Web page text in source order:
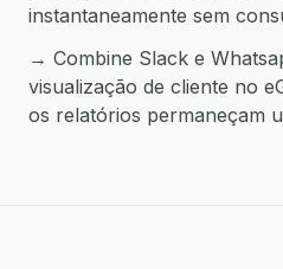
instantaneamente sem
→ Combine Slack e
visualização de cliente no
os relatórios permaneçam